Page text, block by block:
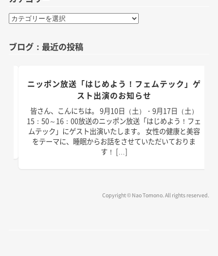
カ
テ
リ
ブログ：最近の投稿
ニッポン放送「はじめよう！フェムテック」ゲ
スト出演のお知らせ
皆さん、こんにちは。 9月10日（土）・9月17日（土）
15：50～16：00放送のニッポン放送「はじめよう！フェ
ムテック」にゲスト出演いたします。 女性の健康と美容
をテーマに、睡眠からお話をさせていただいておりま
す！ […]
Copyright © Nao Tomono. All rights reserved.